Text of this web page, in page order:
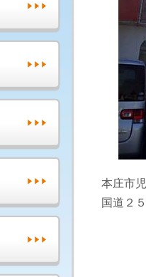
本庄市
国道２